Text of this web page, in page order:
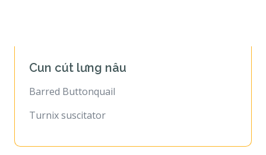
Cun cút lưng nâu
Barred Buttonquail
Turnix suscitator